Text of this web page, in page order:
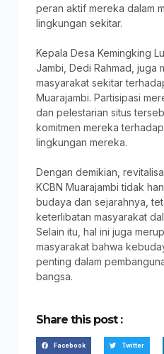
peran aktif mereka dalam
lingkungan sekitar.
Kepala Desa Kemingking
Jambi, Dedi Rahmad, juga
masyarakat sekitar
Muarajambi. Partisipasi
dan pelestarian situs
komitmen mereka
lingkungan mereka.
Dengan demikian,
KCBN Muarajambi tidak
budaya dan sejarahnya,
keterlibatan masyarakat
Selain itu, hal ini juga
masyarakat bahwa
penting dalam
bangsa.
Share this post :
Facebook Twitter